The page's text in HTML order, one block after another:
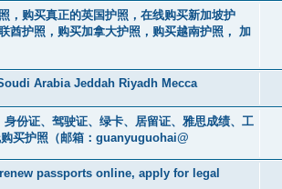
，购买真正的英国护照，在线购买新加坡护
酋护照，购买加拿大护照，购买越南护照， 加
Arabia Jeddah Riyadh Mecca
份证、驾驶证、绿卡、居留证、雅思成绩、工
购买护照（邮箱：guanyuguohai@
passports online, apply for legal